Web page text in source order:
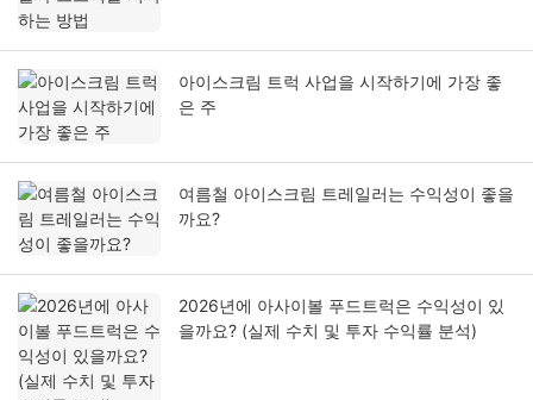
아이스크림 트럭 사업을 시작하기에 가장 좋
은 주
여름철 아이스크림 트레일러는 수익성이 좋을
까요?
2026년에 아사이볼 푸드트럭은 수익성이 있
을까요? (실제 수치 및 투자 수익률 분석)